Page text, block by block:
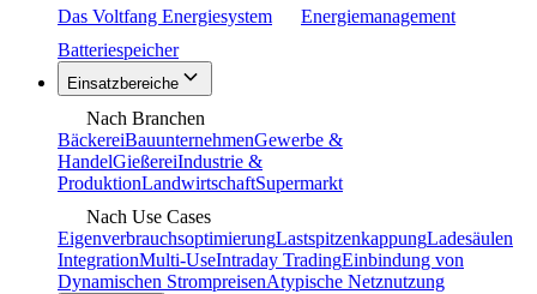
Das Voltfang Energiesystem
Energiemanagement
Batteriespeicher
Einsatzbereiche
Nach Branchen
BäckereiBauunternehmenGewerbe &
HandelGießereiIndustrie &
ProduktionLandwirtschaftSupermarkt
Nach Use Cases
EigenverbrauchsoptimierungLastspitzenkappungLadesäulen
IntegrationMulti-UseIntraday TradingEinbindung von
Dynamischen StrompreisenAtypische Netznutzung